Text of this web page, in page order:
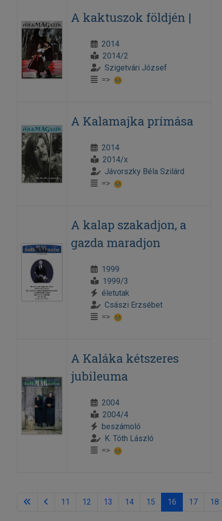
A kaktuszok földjén |
2014
2014/2
Szigetvári József
=>
A Kalamajka prímása
2014
2014/x
Jávorszky Béla Szilárd
=>
A kalap szakadjon, a
gazda maradjon
1999
1999/3
életutak
Császi Erzsébet
=>
A Kaláka kétszeres
jubileuma
2004
2004/4
beszámoló
K. Tóth László
=>
11 12 13 14 15 16 17 18